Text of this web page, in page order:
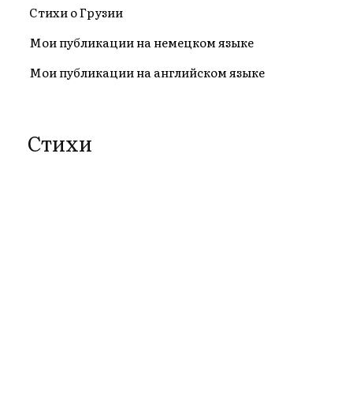
Стихи о Грузии
Мои публикации на немецком языке
Мои публикации на английском языке
Стихи